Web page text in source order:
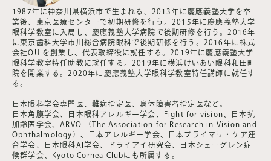
1987年に神奈川県横浜市で生まれる。2013年に慶應義塾大学を卒
業後、東京医療センターで初期研修を行う。2015年に慶應義塾大学
眼科学教室に入局し、慶應義塾大学病院で後期研修を行う。2016年
に東京歯科大学市川総合病院眼科で後期研修を行う。2016年に株式
会社OUIを創業し、代表取締役に就任する。2019年に慶應義塾大学
眼科学教室特任助教に就任する。2019年に横浜けいあい眼科和田町
院を開業する。2020年に慶應義塾大学眼科学教室特任講師に就任す
る。
日本眼科学会専門医、難病指定医、身体障害者指定医など。
日本角膜学会、日本眼科アレルギー学会、Fight for vision、日本抗
加齢医学会、ARVO （The Association for Research in Vision and
Ophthalmology）、日本アレルギー学会、日本プライマリ・ケア連
合学会、日本眼科AI学会、ドライアイ研究会、日本シェーグレン症
候群学会、Kyoto Cornea Clubにも所属する。